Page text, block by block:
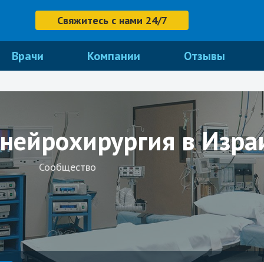
Свяжитесь с нами 24/7
Врачи Компании Отзывы
в
Сообщество